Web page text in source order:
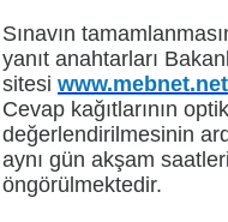
Sınavın
yanıt anahtarları
sitesi www.mebnet.net
Cevap kağıtlarının
değerlendirilmesinin
aynı gün akşam
öngörülmektedir.